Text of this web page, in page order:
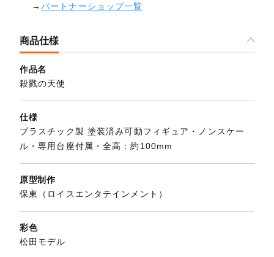
→パートナーショップ一覧
商品仕様
作品名
殺戮の天使
仕様
プラスチック製 塗装済み可動フィギュア・ノンスケー
ル・専用台座付属・全高：約100mm
原型制作
保東（ロイスエンタテインメント）
彩色
松田モデル